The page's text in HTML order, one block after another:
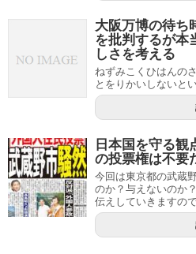
大阪万博の待ち
を批判するが本
しさを考える
ねずみこくひはんの
とをりかいしない
日本国を守る観
の投票権は不要
今回は東京都の武蔵
のか？与えないのか
伝えしていきますの